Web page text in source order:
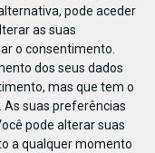
pode aceder
as suas
o consentimento.
dos seus dados
mas que tem o
As suas preferências
pode alterar suas
a qualquer momento